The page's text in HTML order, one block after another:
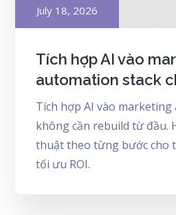
Posted
on
July 18, 2026
Tích hợp AI vào
automation stack
Tích hợp AI vào
không cần rebuild từ đầu.
thuật theo từng bước cho
tối ưu ROI.